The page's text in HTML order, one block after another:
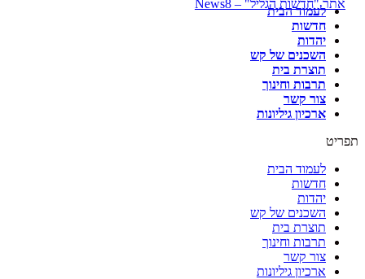
לעמוד הבית
חדשות
יהדות
השכנים של קש
תוצרת בית
תרבות וחינוך
צור קשר
ארכיון גיליונות
תפריט
לעמוד הבית
חדשות
יהדות
השכנים של קש
תוצרת בית
תרבות וחינוך
צור קשר
ארכיון גיליונות